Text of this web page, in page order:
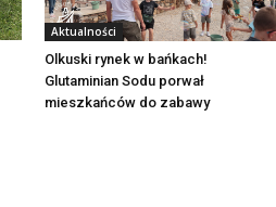
Aktualności
Olkuski rynek w bańkach!
Glutaminian Sodu porwał
mieszkańców do zabawy